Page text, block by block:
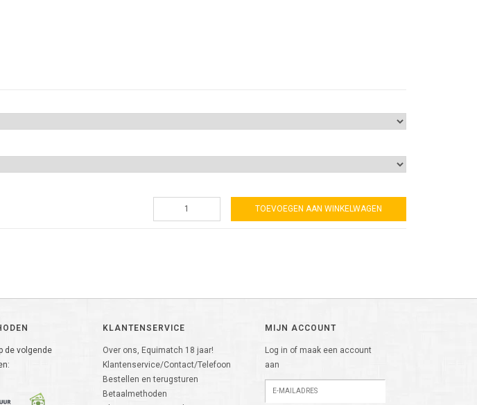
TOEVOEGEN AAN WINKELWAGEN
de volgende
KLANTENSERVICE
Over ons, Equimatch 18 jaar!
Klantenservice/Contact/Telefoon
Bestellen en terugsturen
Betaalmethoden
MIJN ACCOUNT
Log in of maak een account
aan